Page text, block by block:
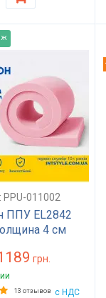
PPU-011002
ППУ EL2842
4 см
жесткий
топпера,
грн.
13 отзывов с НДС